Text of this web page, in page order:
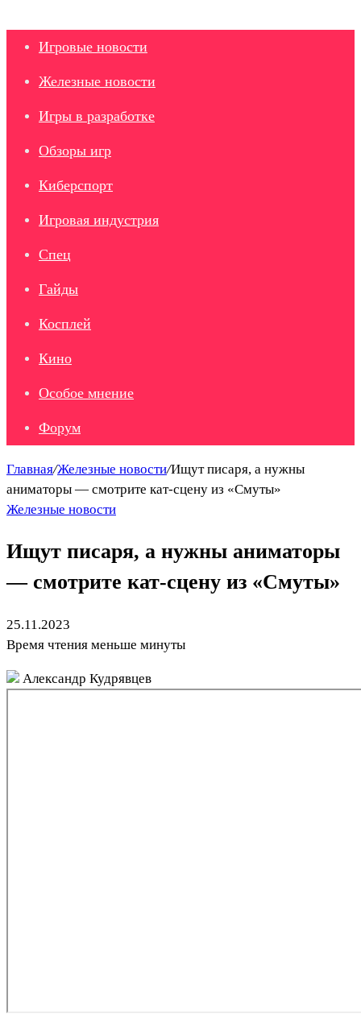
Игровые новости
Железные новости
Игры в разработке
Обзоры игр
Киберспорт
Игровая индустрия
Спец
Гайды
Косплей
Кино
Особое мнение
Форум
Главная/Железные новости/Ищут писаря, а нужны
аниматоры — смотрите кат-сцену из «Смуты»
Железные новости
Ищут писаря, а нужны аниматоры
— смотрите кат-сцену из «Смуты»
25.11.2023
Время чтения меньше минуты
Александр Кудрявцев